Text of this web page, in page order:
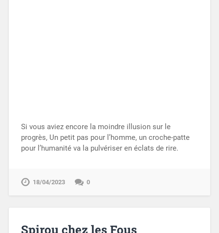
Si vous aviez encore la moindre illusion sur le
progrès, Un petit pas pour l’homme, un croche-patte
pour l’humanité va la pulvériser en éclats de rire.
18/04/2023 0
Spirou chez les Fous